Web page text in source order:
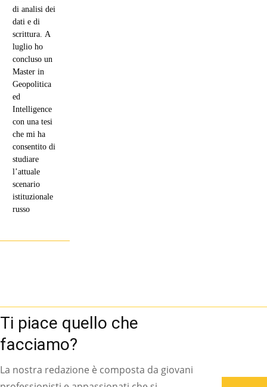
di analisi dei
dati e di
scrittura. A
luglio ho
concluso un
Master in
Geopolitica
ed
Intelligence
con una tesi
che mi ha
consentito di
studiare
l’attuale
scenario
istituzionale
russo
Ti piace quello che
facciamo?
La nostra redazione è composta da giovani